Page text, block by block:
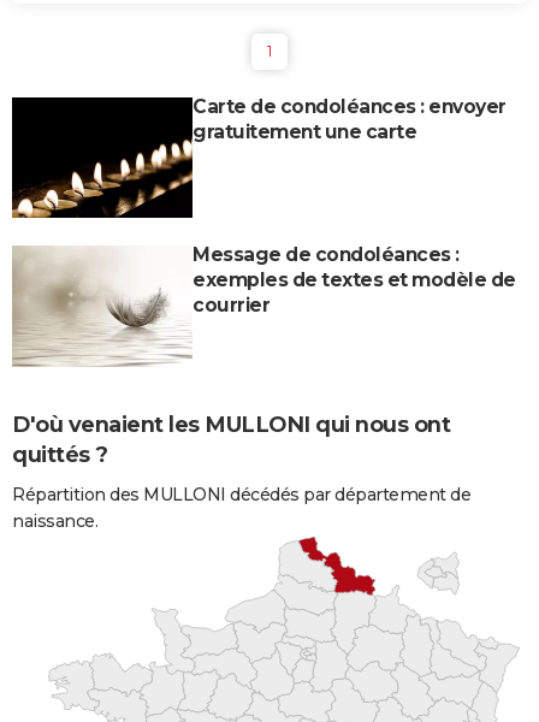
1
Carte de condoléances : envoyer
gratuitement une carte
Message de condoléances :
exemples de textes et modèle de
courrier
D'où venaient les MULLONI qui nous ont
quittés ?
Répartition des MULLONI décédés par département de
naissance.